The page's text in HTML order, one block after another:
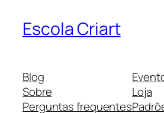
Escola Criart
Blog
Sobre
Perguntas frequentes
Loja